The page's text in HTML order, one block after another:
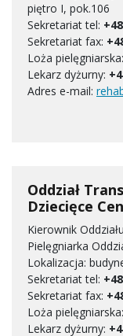
piętro I, pok.106
Sekretariat tel:
Sekretariat fax:
Loża pielęgniarska:
Lekarz dyżurny:
Adres e-mail:
Oddział
Dziecięce
Kierownik
Pielęgniarka
Lokalizacja:
Sekretariat tel:
Sekretariat fax:
Loża
Lekarz dyżurny: